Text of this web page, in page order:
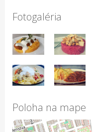
Fotogaléria
Poloha na mape